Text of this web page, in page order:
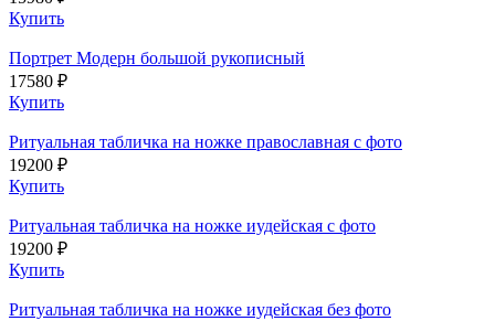
Купить
Портрет Модерн большой рукописный
17580 ₽
Купить
Ритуальная табличка на ножке православная с фото
19200 ₽
Купить
Ритуальная табличка на ножке иудейская с фото
19200 ₽
Купить
Ритуальная табличка на ножке иудейская без фото